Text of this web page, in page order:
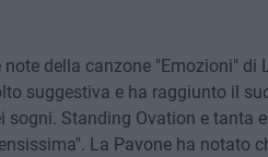
della canzone "Emozioni" di
suggestiva e ha raggiunto il
Standing Ovation e tanta
La Pavone ha notato